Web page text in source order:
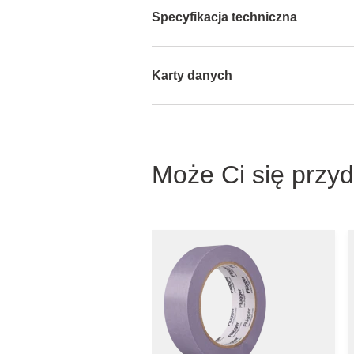
Specyfikacja techniczna
Karty danych
Może Ci się